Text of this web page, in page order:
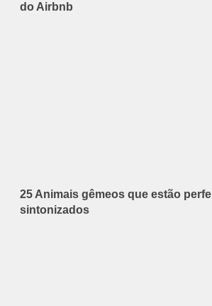
do Airbnb
25 Animais gêmeos que estão
sintonizados